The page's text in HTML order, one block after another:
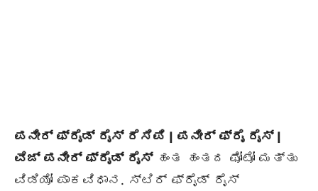
ಪನೀರ್ ಫ್ರೈಡ್ ರೈಸ್ ರೆಸಿಪಿ | ಪನೀರ್ ಫ್ರೈ ರೈಸ್ |
ವೆಜ್ ಪನೀರ್ ಫ್ರೈಡ್ ರೈಸ್ಹಂತ ಹಂತದ ಫೋಟೋ ಮತ್ತು
ವಿಡಿಯೋ ಪಾಕವಿಧಾನ. ಸ್ಟಿರ್ ಫ್ರೈಡ್ ರೈಸ್